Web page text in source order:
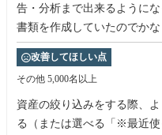
告・分析まで出来るように
書類を作成していたのでかな
改善してほしい点
その他 5,000名以上
資産の絞り込みをする際、
る（または選べる「※最近使